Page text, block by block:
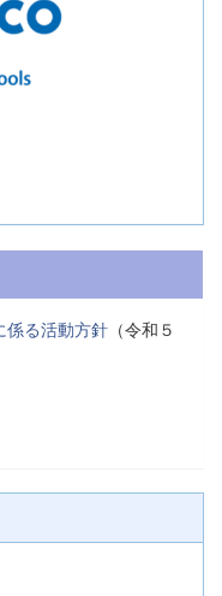
係る活動方針 （令和５